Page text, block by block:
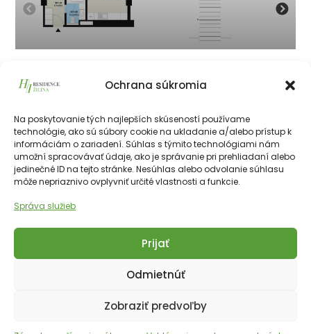
Ochrana súkromia
Na poskytovanie tých najlepších skúseností používame
technológie, ako sú súbory cookie na ukladanie a/alebo prístup k
informáciám o zariadení. Súhlas s týmito technológiami nám
umožní spracovávať údaje, ako je správanie pri prehliadaní alebo
jedinečné ID na tejto stránke. Nesúhlas alebo odvolanie súhlasu
môže nepriaznivo ovplyvniť určité vlastnosti a funkcie.
Správa služieb
Prijať
Odmietnúť
Zobraziť predvoľby
501
215 625
55.50 m² 2 5 NP SV 226511€
Cookies GDPR